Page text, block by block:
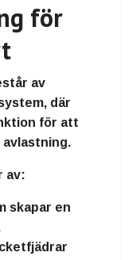
för
av
, där
för att
avlastning.
av:
skapar en